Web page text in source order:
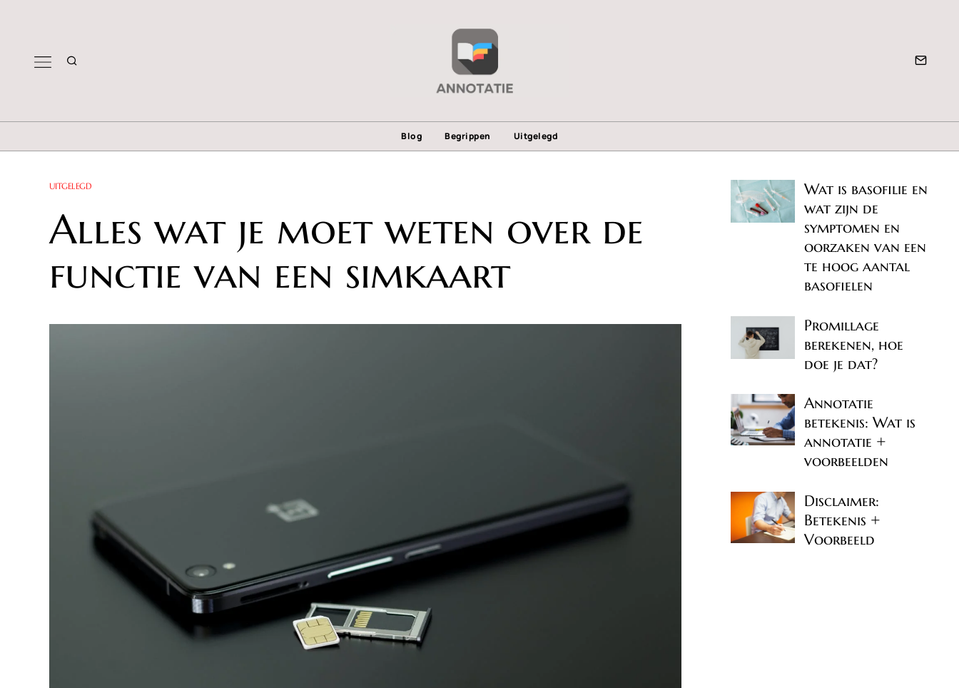
Blog Begrippen Uitgelegd
UITGELEGD
Alles wat je moet weten over de
functie van een simkaart
Wat is basofilie en
wat zijn de
symptomen en
oorzaken van een
te hoog aantal
basofielen
Promillage
berekenen, hoe
doe je dat?
Annotatie
betekenis: Wat is
annotatie +
voorbeelden
Disclaimer:
Betekenis +
Voorbeeld